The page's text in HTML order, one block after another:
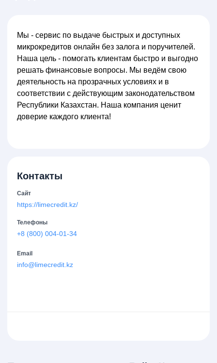
Мы - сервис по выдаче быстрых и доступных
микрокредитов онлайн без залога и поручителей.
Наша цель - помогать клиентам быстро и выгодно
решать финансовые вопросы. Мы ведём свою
деятельность на прозрачных условиях и в
соответствии с действующим законодательством
Республики Казахстан. Наша компания ценит
доверие каждого клиента!
Контакты
Сайт
https://limecredit.kz/
Телефоны
+8 (800) 004-01-34
Email
info@limecredit.kz